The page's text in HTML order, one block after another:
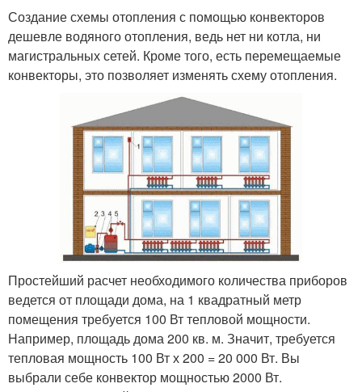
Создание схемы отопления с помощью конвекторов
дешевле водяного отопления, ведь нет ни котла, ни
магистральных сетей. Кроме того, есть перемещаемые
конвекторы, это позволяет изменять схему отопления.
Простейший расчет необходимого количества приборов
ведется от площади дома, на 1 квадратный метр
помещения требуется 100 Вт тепловой мощности.
Например, площадь дома 200 кв. м. Значит, требуется
тепловая мощность 100 Вт х 200 = 20 000 Вт. Вы
выбрали себе конвектор мощностью 2000 Вт.